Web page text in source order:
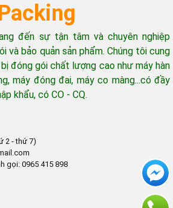
đến sự tận tâm và chuyên nghiệp
và bảo quản sản phẩm. Chúng tôi cung
đóng gói chất lượng cao như máy hàn
máy đóng đai, máy co màng...có đầy
khẩu, có CO - CQ.
2 - thứ 7)
gọi: 0965 415 898